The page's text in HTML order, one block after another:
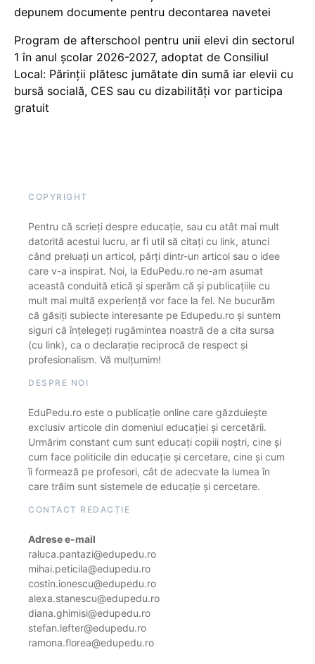
depunem documente pentru decontarea navetei
Program de afterschool pentru unii elevi din sectorul
1 în anul școlar 2026-2027, adoptat de Consiliul
Local: Părinții plătesc jumătate din sumă iar elevii cu
bursă socială, CES sau cu dizabilităţi vor participa
gratuit
COPYRIGHT
Pentru că scrieți despre educație, sau cu atât mai mult
datorită acestui lucru, ar fi util să citați cu link, atunci
când preluați un articol, părți dintr-un articol sau o idee
care v-a inspirat. Noi, la EduPedu.ro ne-am asumat
această conduită etică și sperăm că și publicațiile cu
mult mai multă experiență vor face la fel. Ne bucurăm
că găsiți subiecte interesante pe Edupedu.ro și suntem
siguri că înțelegeți rugămintea noastră de a cita sursa
(cu link), ca o declarație reciprocă de respect și
profesionalism. Vă mulțumim!
DESPRE NOI
EduPedu.ro este o publicație online care găzduiește
exclusiv articole din domeniul educației și cercetării.
Urmărim constant cum sunt educați copiii noștri, cine și
cum face politicile din educație și cercetare, cine și cum
îi formează pe profesori, cât de adecvate la lumea în
care trăim sunt sistemele de educație și cercetare.
CONTACT REDACȚIE
Adrese e-mail
raluca.pantazi@edupedu.ro
mihai.peticila@edupedu.ro
costin.ionescu@edupedu.ro
alexa.stanescu@edupedu.ro
diana.ghimisi@edupedu.ro
stefan.lefter@edupedu.ro
ramona.florea@edupedu.ro